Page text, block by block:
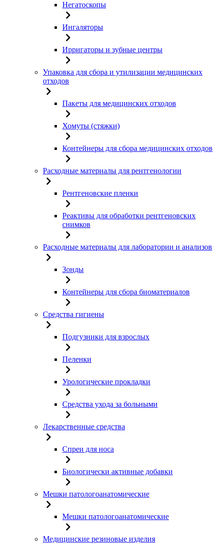
Негатоскопы
Ингаляторы
Ирригаторы и зубные центры
Упаковка для сбора и утилизации медицинских
отходов
Пакеты для медицинских отходов
Хомуты (стяжки)
Контейнеры для сбора медицинских отходов
Расходные материалы для рентгенологии
Рентгеновские пленки
Реактивы для обработки рентгеновских
снимков
Расходные материалы для лаборатории и анализов
Зонды
Контейнеры для сбора биоматериалов
Средства гигиены
Подгузники для взрослых
Пеленки
Урологические прокладки
Средства ухода за больными
Лекарственные средства
Спреи для носа
Биологически активные добавки
Мешки патологоанатомические
Мешки патологоанатомические
Медицинские резиновые изделия